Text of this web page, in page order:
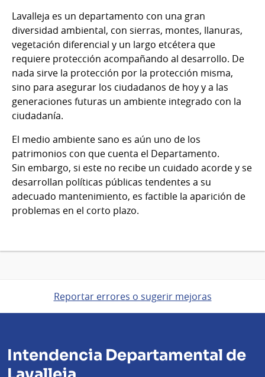
Lavalleja es un departamento con una gran
diversidad ambiental, con sierras, montes, llanuras,
vegetación diferencial y un largo etcétera que
requiere protección acompañando al desarrollo. De
nada sirve la protección por la protección misma,
sino para asegurar los ciudadanos de hoy y a las
generaciones futuras un ambiente integrado con la
ciudadanía.
El medio ambiente sano es aún uno de los
patrimonios con que cuenta el Departamento.
Sin embargo, si este no recibe un cuidado acorde y se
desarrollan políticas públicas tendentes a su
adecuado mantenimiento, es factible la aparición de
problemas en el corto plazo.
Reportar errores o sugerir mejoras
Intendencia Departamental de